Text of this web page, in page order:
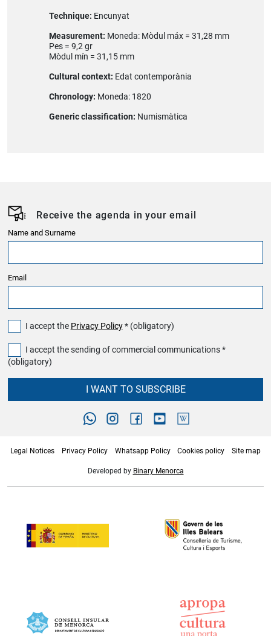
Technique: Encunyat
Measurement: Moneda: Mòdul máx = 31,28 mm
Pes = 9,2 gr
Mòdul mín = 31,15 mm
Cultural context: Edat contemporània
Chronology: Moneda: 1820
Generic classification: Numismàtica
Receive the agenda in your email
Name and Surname
Email
I accept the Privacy Policy* (obligatory)
I accept the sending of commercial communications *
(obligatory)
I WANT TO SUBSCRIBE
Legal Notices Privacy Policy Whatsapp Policy Cookies policy Site map
Developed by Binary Menorca